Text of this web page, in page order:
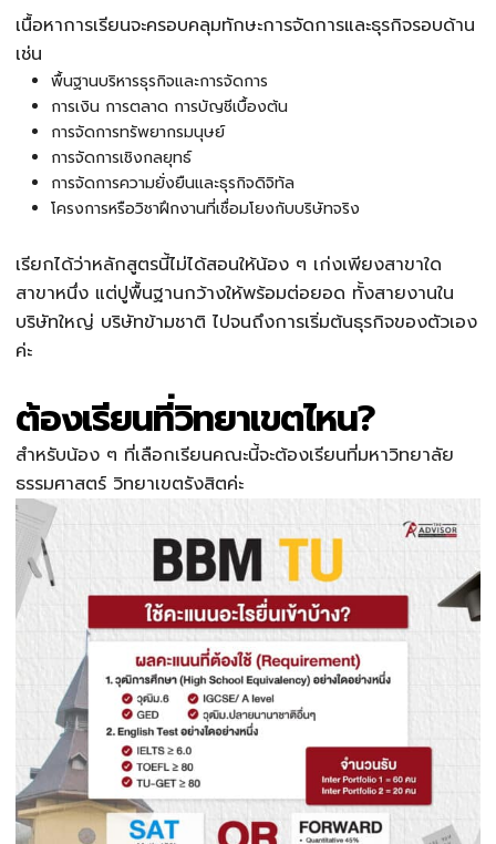
เนื้อหาการเรียนจะครอบคลุมทักษะการจัดการและธุรกิจรอบด้าน
เช่น
พื้นฐานบริหารธุรกิจและการจัดการ
การเงิน การตลาด การบัญชีเบื้องต้น
การจัดการทรัพยากรมนุษย์
การจัดการเชิงกลยุทธ์
การจัดการความยั่งยืนและธุรกิจดิจิทัล
โครงการหรือวิชาฝึกงานที่เชื่อมโยงกับบริษัทจริง
เรียกได้ว่าหลักสูตรนี้ไม่ได้สอนให้น้อง ๆ เก่งเพียงสาขาใด
สาขาหนึ่ง แต่ปูพื้นฐานกว้างให้พร้อมต่อยอด ทั้งสายงานใน
บริษัทใหญ่ บริษัทข้ามชาติ ไปจนถึงการเริ่มต้นธุรกิจของตัวเอง
ค่ะ
ต้องเรียนที่วิทยาเขตไหน?
สำหรับน้อง ๆ ที่เลือกเรียนคณะนี้จะต้องเรียนที่มหาวิทยาลัย
ธรรมศาสตร์ วิทยาเขตรังสิตค่ะ